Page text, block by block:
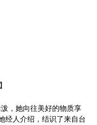
，她向往美好的物质享
经人介绍，结识了来自台